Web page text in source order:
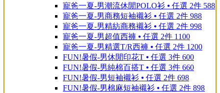
寵爸一夏-男潮流休閒POLO衫 ⦁ 任選 2件 588
寵爸一夏-男商務短袖襯衫 ⦁ 任選 2件 988
寵爸一夏-男精紡商務襯衫 ⦁ 任選 2件 998
寵爸一夏-男超值西褲 ⦁ 任選 2件 1100
寵爸一夏-男精選T/R西褲 ⦁ 任選 2件 1200
FUN!暑假-男休閒印花T ⦁ 任選 3件 600
FUN!暑假-男純棉百搭T ⦁ 任選 3件 660
FUN!暑假-男短袖襯衫 ⦁ 任選 2件 698
FUN!暑假-男棉麻短袖襯衫 ⦁ 任選 2件 898